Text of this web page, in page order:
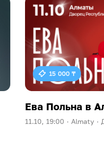
15 000 ₸
Ева Польна в
11.10, 19:00 · Almaty ·